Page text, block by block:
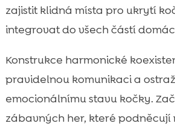
zajistit klidná místa pro ukrytí
integrovat do všech částí
Konstrukce harmonické
pravidelnou komunikaci a
emocionálnímu stavu kočky.
zábavných her, které podněcují